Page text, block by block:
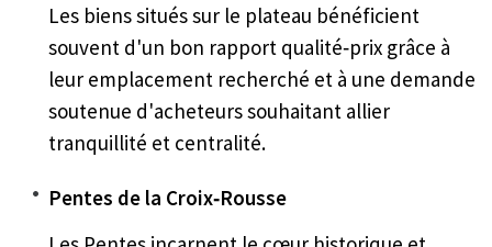
Les biens situés sur le plateau bénéficient
souvent d'un bon rapport qualité‑prix grâce à
leur emplacement recherché et à une demande
soutenue d'acheteurs souhaitant allier
tranquillité et centralité.
Pentes de la Croix‑Rousse